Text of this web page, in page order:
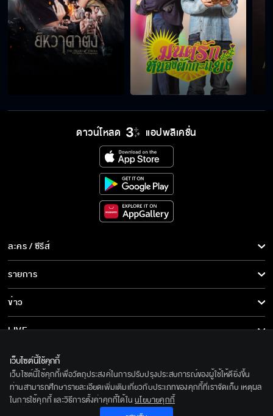
ดาวน์โหลด แอปพลิเคชั่น
ละคร / ซีรีส์
ละคร/ซีรีส์
ซีรีส์นานาชาติ
การ์ตูน & เกม
รายการ
รายการทั้งหมด
ข่าว
ข่าวทั้งหมด
ข่าวประชาสัมพันธ์
LIVE
เกี่ยวกับเรา
BEC World
รู้จักเรา
ติดตามเราได้ที่
เว็บไซต์นี้ใช้คุกกี้
เว็บไซต์นี้ใช้คุกกี้เพื่อวัตถุประสงค์ในการปรับปรุงประสบการณ์ของผู้ใช้ให้ดียิ่งขึ้น
ท่านสามารถศึกษารายละเอียดเพิ่มเติมเกี่ยวกับประเภทของคุกกี้ที่เราจัดเก็บ เหตุผล
ในการใช้คุกกี้ และวิธีการตั้งค่าคุกกี้ได้ใน นโยบายคุกกี้